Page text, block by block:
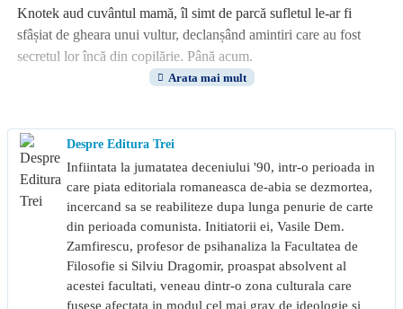
Despre Editura Trei
Infiintata la jumatatea deceniului '90, intr-o perioada in
care piata editoriala romaneasca de-abia se dezmortea,
incercand sa se reabiliteze dupa lunga penurie de carte
din perioada comunista. Initiatorii ei, Vasile Dem.
Zamfirescu, profesor de psihanaliza la Facultatea de
Filosofie si Silviu Dragomir, proaspat absolvent al
acestei facultati, veneau dintr-o zona culturala care
fusese afectata in modul cel mai grav de ideologie si
Knotek aud cuvântul mamă, îl simt de parcă sufletul le-ar fi
sfâșiat de gheara unui vultur, declanșând amintiri care au fost
secretul lor încă din copilărie. Până acum.
abuzuri inimaginabile, umilințe, torturi și terori psihice. Trecând
împreună prin toate aceste experiențe, Nikki, Sami și Tori au
dezvoltat o legătură sfidătoare care le-a ajutat să devină mult mai
puțin vulnerabile decât și-a imaginat Shelly. Chiar și în timp ce
alții erau atrași în pânza întunecată și perversă a mamei lor, cele
trei surori au găsit puterea și curajul de a scăpa de un coșmar tot
mai intens, care a culminat cu mai multe crime.